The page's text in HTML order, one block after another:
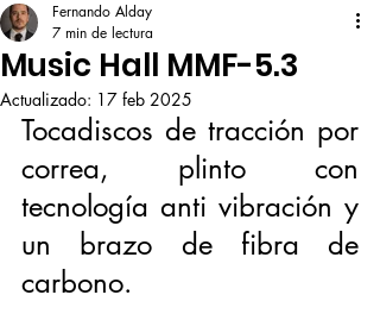
Music Hall MMF-5.3
Fernando Alday
7 min de lectura
Actualizado: 17 feb 2025
Tocadiscos de tracción por
correa, plinto con
tecnología anti vibración y
un brazo de fibra de
carbono.